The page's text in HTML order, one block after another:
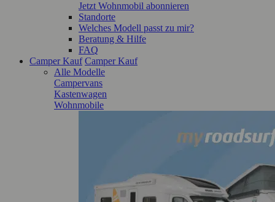
Jetzt Wohnmobil abonnieren
Standorte
Welches Modell passt zu mir?
Beratung & Hilfe
FAQ
Camper Kauf Camper Kauf
Alle Modelle
Campervans
Kastenwagen
Wohnmobile